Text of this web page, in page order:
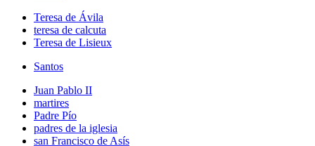
Teresa de Ávila
teresa de calcuta
Teresa de Lisieux
Santos
Juan Pablo II
martires
Padre Pío
padres de la iglesia
san Francisco de Asís